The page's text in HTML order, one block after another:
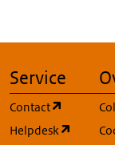
Service
Contact
(opent
Helpdesk
(opent